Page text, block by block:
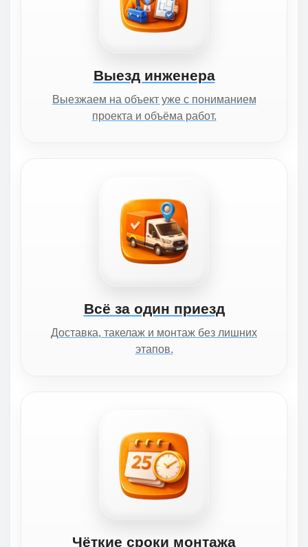
Выезд инженера
Выезжаем на объект уже с пониманием
проекта и объёма работ.
Всё за один приезд
Доставка, такелаж и монтаж без лишних
этапов.
Чёткие сроки монтажа